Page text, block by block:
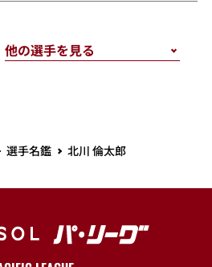
選手名鑑 北川 倫太郎